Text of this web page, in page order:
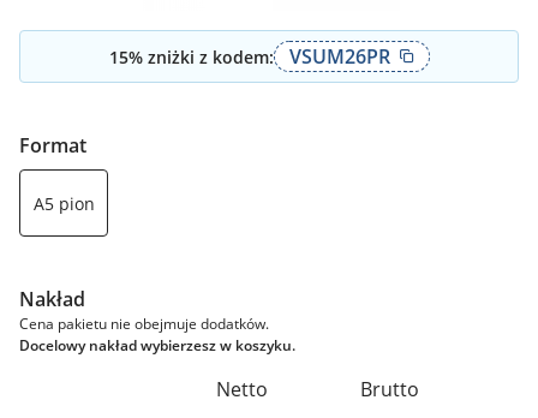
15% zniżki z kodem: VSUM26PR
Format
A5 pion
Nakład
Cena pakietu nie obejmuje dodatków.
Docelowy nakład wybierzesz w koszyku.
Netto
Brutto